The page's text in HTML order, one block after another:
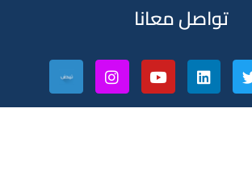
تواصل معانا